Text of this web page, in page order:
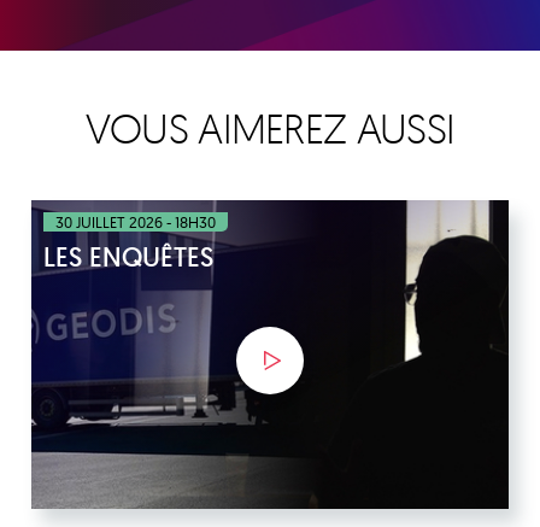
VOUS AIMEREZ AUSSI
30 JUILLET 2026 - 18H30
LES ENQUÊTES